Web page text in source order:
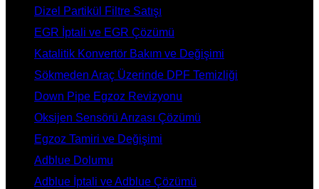
Dizel Partikül Filtre Satışı
EGR İptali ve EGR Çözümü
Katalitik Konvertör Bakım ve Değişimi
Sökmeden Araç Üzerinde DPF Temizliği
Down Pipe Egzoz Revizyonu
Oksijen Sensörü Arızası Çözümü
Egzoz Tamiri ve Değişimi
Adblue Dolumu
Adblue İptali ve Adblue Çözümü